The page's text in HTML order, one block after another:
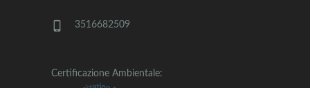
3516682509
Certificazione Ambientale: